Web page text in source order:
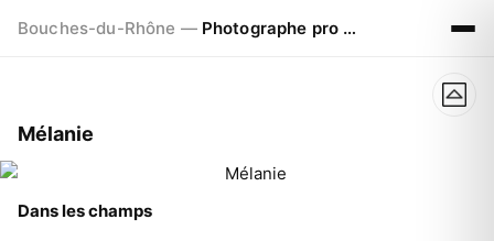
Bouches-du-Rhône — Photographe pro à Marseille - Aix - Avignon
Mélanie
Dans les champs